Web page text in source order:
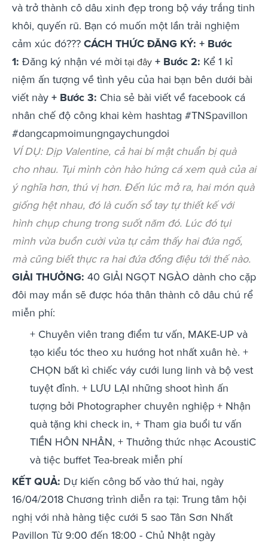
và trở thành cô dâu xinh đẹp trong bộ váy trắng tinh
khôi, quyến rũ. Bạn có muốn một lần trải nghiệm
cảm xúc đó??? CÁCH THỨC ĐĂNG KÝ: + Bước
1: Đăng ký nhận vé mời tại đây + Bước 2: Kể 1 kỉ
niệm ấn tượng về tình yêu của hai bạn bên dưới bài
viết này + Bước 3: Chia sẻ bài viết về facebook cá
nhân chế độ công khai kèm hashtag #TNSpavillon
#dangcapmoimungngaychungdoi
VÍ DỤ: Dịp Valentine, cả hai bí mật chuẩn bị quà
cho nhau. Tụi mình còn hào hứng cá xem quà của ai
ý nghĩa hơn, thú vị hơn. Đến lúc mở ra, hai món quà
giống hệt nhau, đó là cuốn sổ tay tự thiết kế với
hình chụp chung trong suốt năm đó. Lúc đó tụi
mình vừa buồn cười vừa tự cảm thấy hai đứa ngố,
mà cũng biết thực ra hai đứa đồng điệu tới thế nào.
GIẢI THƯỞNG: 40 GIẢI NGỌT NGÀO dành cho cặp
đôi may mắn sẽ được hóa thân thành cô dâu chú rể
miễn phí:
+ Chuyên viên trang điểm tư vấn, MAKE-UP và
tạo kiểu tóc theo xu hướng hot nhất xuân hè. +
CHỌN bất kì chiếc váy cưới lung linh và bộ vest
tuyệt đỉnh. + LƯU LẠI những shoot hình ấn
tượng bởi Photographer chuyên nghiệp + Nhận
quà tặng khi check in, + Tham gia buổi tư vấn
TIỀN HÔN NHÂN, + Thưởng thức nhạc AcoustiC
và tiệc buffet Tea-break miễn phí
KẾT QUẢ: Dự kiến công bố vào thứ hai, ngày
16/04/2018 Chương trình diễn ra tại: Trung tâm hội
nghị với nhà hàng tiệc cưới 5 sao Tân Sơn Nhất
Pavillon Từ 9:00 đến 18:00 - Chủ Nhật ngày